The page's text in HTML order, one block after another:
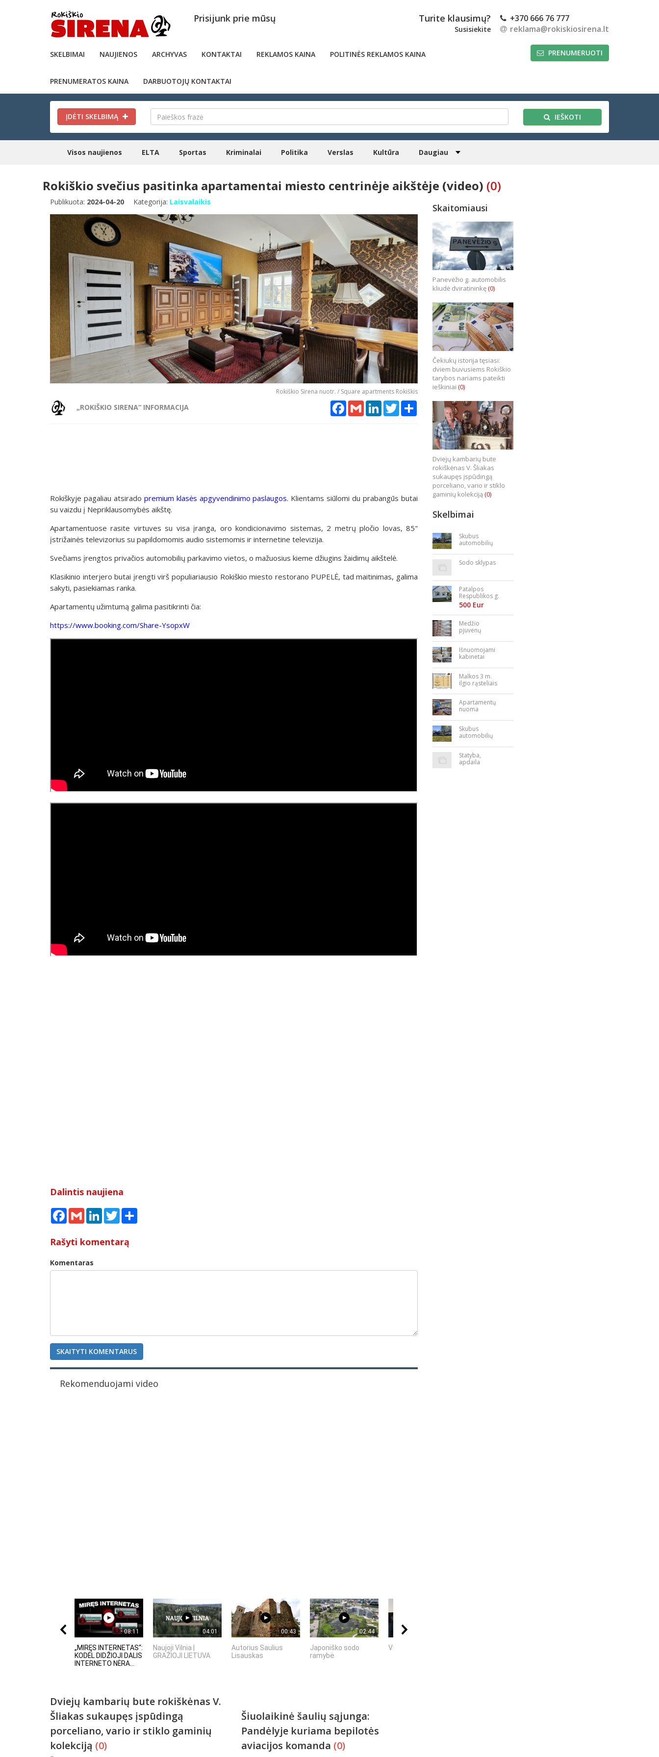
Prisijunk prie mūsų Turite klausimų?
Susisiekite
+370 666 76 777
reklama@rokiskiosirena.lt
SKELBIMAI NAUJIENOS ARCHYVAS KONTAKTAI REKLAMOS KAINA POLITINĖS REKLAMOS KAINA
PRENUMERATOS KAINA DARBUOTOJŲ KONTAKTAI
PRENUMERUOTI
ĮDĖTI SKELBIMĄ IEŠKOTI
Visos naujienos ELTA Sportas Kriminalai Politika Verslas Kultūra Daugiau
Rokiškio svečius pasitinka apartamentai miesto centrinėje aikštėje (video) (0)
Publikuota: 2024-04-20 Kategorija: Laisvalaikis
Rokiškio Sirena nuotr. / Square apartments Rokiškis
„ROKIŠKIO SIRENA“ INFORMACIJA Facebook
GmailLinkedInTwitterShare
Rokiškyje pagaliau atsirado premium klasės apgyvendinimo paslaugos. Klientams siūlomi du prabangūs butai
su vaizdu į Nepriklausomybės aikštę.
Apartamentuose rasite virtuves su visa įranga, oro kondicionavimo sistemas, 2 metrų pločio lovas, 85"
įstrižainės televizorius su papildomomis audio sistemomis ir internetine televizija.
Svečiams įrengtos privačios automobilių parkavimo vietos, o mažuosius kieme džiugins žaidimų aikštelė.
Klasikinio interjero butai įrengti virš populiariausio Rokiškio miesto restorano PUPELĖ, tad maitinimas, galima
sakyti, pasiekiamas ranka.
Apartamentų užimtumą galima pasitikrinti čia:
https://www.booking.com/Share-YsopxW
Dalintis naujiena
FacebookGmail LinkedInTwitter
Rašyti komentarą
Komentaras
SKAITYTI KOMENTARUS
Rekomenduojami video
08:11
„MIRĘS INTERNETAS“:
KODĖL DIDŽIOJI DALIS
INTERNETO NĖRA...
04:01
Naujoji Vilnia |
GRAŽIOJI LIETUVA
00:43
Autorius Saulius
Lisauskas
02:44
Japoniško sodo
ramybė
Vilniaus senamiestis
Dviejų kambarių bute rokiškėnas V.
Šliakas sukaupęs įspūdingą
porceliano, vario ir stiklo gaminių
kolekciją (0)
Šiuolaikinė šaulių sąjunga:
Pandėlyje kuriama bepilotės
aviacijos komanda (0)
Skaitomiausi
Panevėžio g. automobilis
kliudė dviratininkę(0)
Čekiukų istorija tęsiasi:
dviem buvusiems Rokiškio
tarybos nariams pateikti
ieškiniai (0)
Dviejų kambarių bute
rokiškėnas V. Šliakas
sukaupęs įspūdingą
porceliano, vario ir stiklo
gaminių kolekciją (0)
Skelbimai
Skubus
automobilių
Sodo sklypas
Patalpos
Respublikos g.
23
500 Eur
Medžio
pjuvenų
briketai
Išnuomojami
kabinetai
bės aikštėje
Malkos 3 m.
ilgio rąsteliais
Apartamentų
nuoma
Skubus
automobilių
Statyba,
apdaila